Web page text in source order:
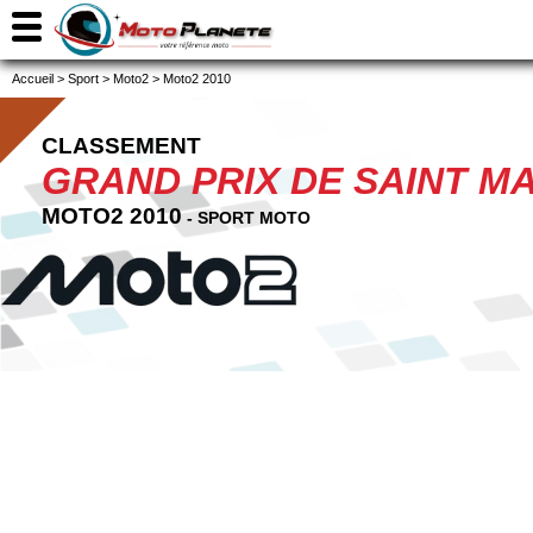
Accueil > Sport > Moto2 > Moto2 2010
CLASSEMENT
GRAND PRIX DE SAINT
MOTO2 2010- SPORT MOTO